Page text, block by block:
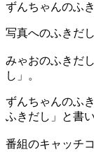
ずんちゃんのふ
写真へのふきだ
みゃおのふきだ
し」。
ずんちゃんのふ
ふきだし」と書
番組のキャッチ